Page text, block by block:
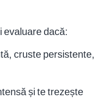
evaluare dacă:
cruste persistente,
și te trezește